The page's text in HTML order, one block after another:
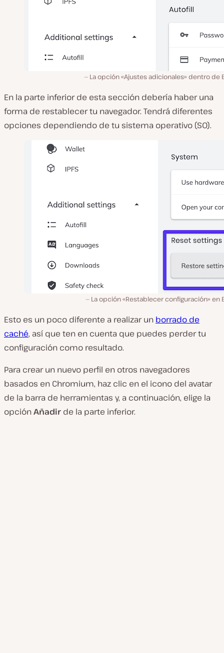
La opción «Ajustes adicionales» dentro de
En la parte inferior de esta sección debería haber una
forma de restablecer tu navegador. Tendrá diferentes
opciones dependiendo de tu sistema operativo (SO).
La opción «Restablecer configuración» en
Esto es un poco diferente a realizar un borrado de
caché, así que ten en cuenta que puedes perder tu
configuración como resultado.
Para crear un nuevo perfil en otros navegadores
basados en Chromium, haz clic en el icono del avatar
de la barra de herramientas y, a continuación, elige la
opciónAñadir de la parte inferior.